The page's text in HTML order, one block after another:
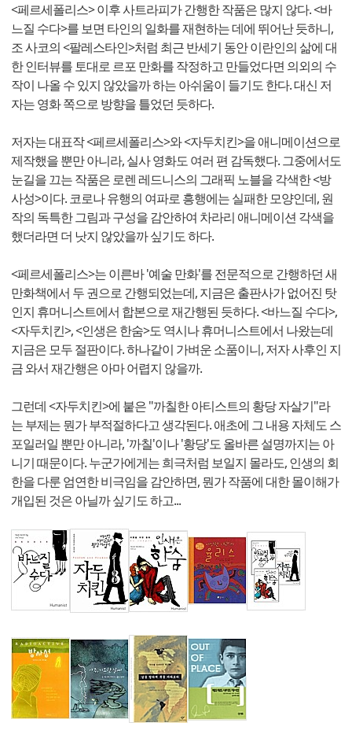
<페르세폴리스> 이후 사트라피가 간행한 작품은 많지 않다. <바
느질 수다>를 보면 타인의 일화를 재현하는 데에 뛰어난 듯하니,
조 사코의 <팔레스타인>처럼 최근 반세기 동안 이란인의 삶에 대
한 인터뷰를 토대로 르포 만화를 작정하고 만들었다면 의외의 수
작이 나올 수 있지 않았을까 하는 아쉬움이 들기도 한다. 대신 저
자는 영화 쪽으로 방향을 틀었던 듯하다.
저자는 대표작 <페르세폴리스>와 <자두치킨>을 애니메이션으로
제작했을 뿐만 아니라, 실사 영화도 여러 편 감독했다. 그중에서도
눈길을 끄는 작품은 로렌 레드니스의 그래픽 노블을 각색한 <방
사성>이다. 코로나 유행의 여파로 흥행에는 실패한 모양인데, 원
작의 독특한 그림과 구성을 감안하여 차라리 애니메이션 각색을
했더라면 더 낫지 않았을까 싶기도 하다.
<페르세폴리스>는 이른바 '예술 만화'를 전문적으로 간행하던 새
만화책에서 두 권으로 간행되었는데, 지금은 출판사가 없어진 탓
인지 휴머니스트에서 합본으로 재간행된 듯하다. <바느질 수다>,
<자두치킨>, <인생은 한숨>도 역시나 휴머니스트에서 나왔는데
지금은 모두 절판이다. 하나같이 가벼운 소품이니, 저자 사후인 지
금 와서 재간행은 아마 어렵지 않을까.
그런데 <자두치킨>에 붙은 "까칠한 아티스트의 황당 자살기"라
는 부제는 뭔가 부적절하다고 생각된다. 애초에 그 내용 자체도 스
포일러일 뿐만 아니라, '까칠'이나 '황당'도 올바른 설명까지는 아
니기 때문이다. 누군가에게는 희극처럼 보일지 몰라도, 인생의 회
한을 다룬 엄연한 비극임을 감안하면, 뭔가 작품에 대한 몰이해가
개입된 것은 아닐까 싶기도 하고...